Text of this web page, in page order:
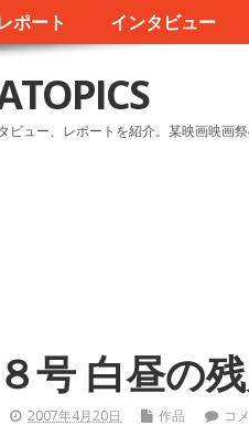
ポート インタビュー
ビュー、レポートを紹介。某映画映画
号 白昼の
2007年4月20日 作品 コ